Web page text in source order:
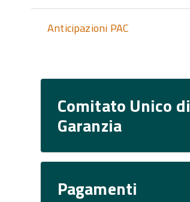
Anticipazioni PAC
Comitato Unico di
Garanzia
Pagamenti